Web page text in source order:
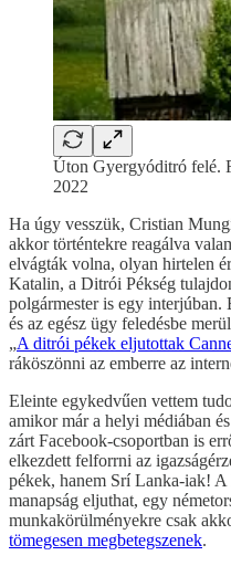
Úton Gyergyóditró felé.
2022
Ha úgy vesszük, Cristian
akkor történtekre reagálva
elvágták volna, olyan hirtelen
Katalin, a Ditrói Pékség
polgármester is egy interjúban.
és az egész ügy feledésbe
„A ditrói pékek eljutottak
ráköszönni az emberre az
Eleinte egykedvűen vettem
amikor már a helyi médiában
zárt Facebook-csoportban is
elkezdett felforrni az
pékek, hanem Srí Lanka-iak!
manapság eljuthat, egy
munkakörülményekre csak
tömegesen megbetegszenek.